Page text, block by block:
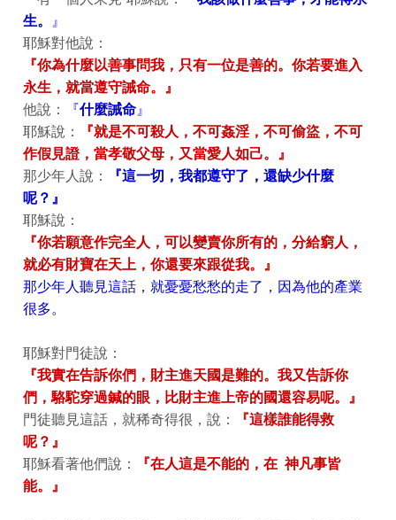
生。 』
耶穌對他說：
『你為什麼以善事問我，只有一位是善的。你若要進入
永生，就當遵守誡命。』
他說：
『什麼誡命』
耶穌說：
『就是不可殺人，不可姦淫，不可偷盜，不可
作假見證，當孝敬父母，又當愛人如己。』
那少年人說：
『這一切，我都遵守了，還缺少什麼
呢？』
耶穌說：
『你若願意作完全人，可以變賣你所有的，分給窮人，
就必有財寶在天上，你還要來跟從我。』
那少年人聽見這話，就憂憂愁愁的走了，因為他的產業
很多。
耶穌對門徒說：
『我實在告訴你們，財主進天國是難的。我又告訴你
們，駱駝穿過鍼的眼，比財主進上帝的國還容易呢。』
門徒聽見這話，就稀奇得很，說：
『這樣誰能得救
呢？』
耶穌看著他們說：
『在人這是不能的，在 神凡事皆
能。』